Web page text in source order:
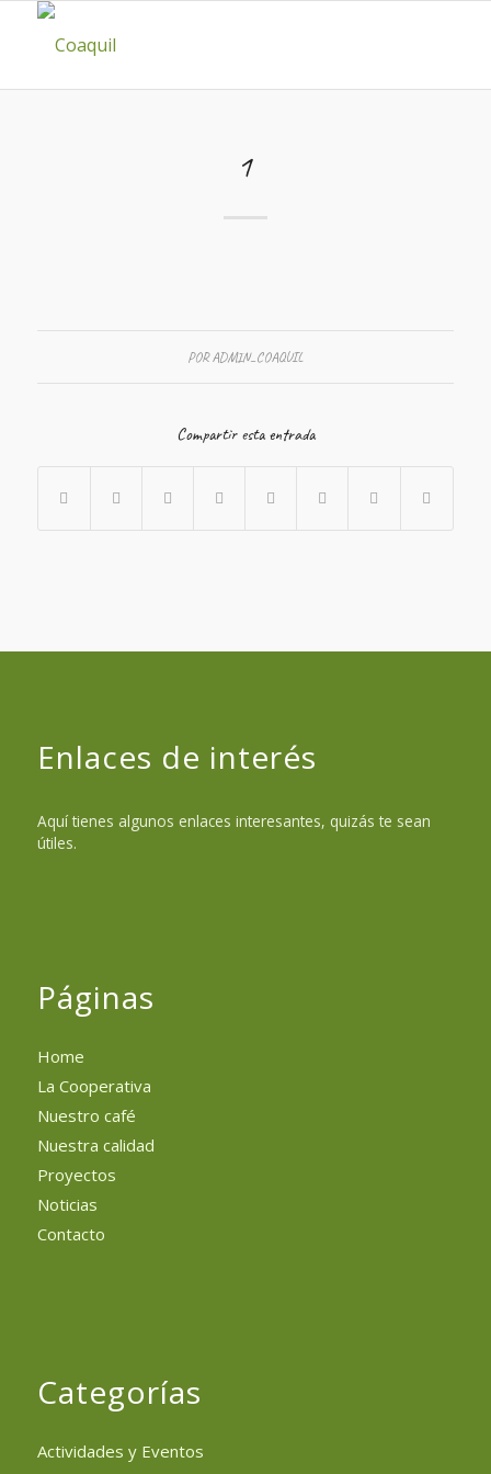
1
PORADMIN_COAQUIL
Compartir esta entrada
Enlaces de interés
Aquí tienes algunos enlaces interesantes, quizás te sean
útiles.
Páginas
Home
La Cooperativa
Nuestro café
Nuestra calidad
Proyectos
Noticias
Contacto
Categorías
Actividades y Eventos